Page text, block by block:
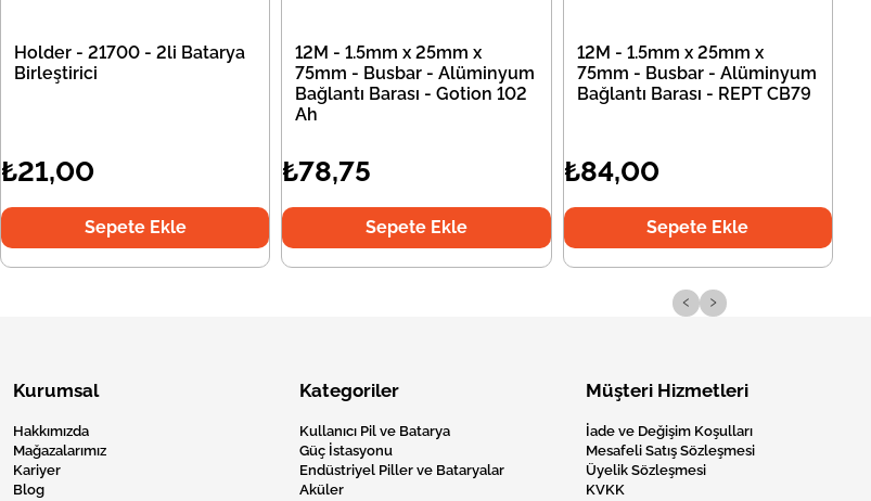
Holder - 21700 - 2li Batarya
Birleştirici
₺21,00
Sepete Ekle
12M - 1.5mm x 25mm x
75mm - Busbar - Alüminyum
Bağlantı Barası - Gotion 102
Ah
₺78,75
Sepete Ekle
12M - 1.5mm x 25mm x
75mm - Busbar - Alüminyum
Bağlantı Barası - REPT CB79
₺84,00
Sepete Ekle
‹ ›
Kurumsal
Hakkımızda
Mağazalarımız
Kariyer
Blog
Kategoriler
Kullanıcı Pil ve Batarya
Güç İstasyonu
Endüstriyel Piller ve Bataryalar
Aküler
Müşteri Hizmetleri
İade ve Değişim Koşulları
Mesafeli Satış Sözleşmesi
Üyelik Sözleşmesi
KVKK